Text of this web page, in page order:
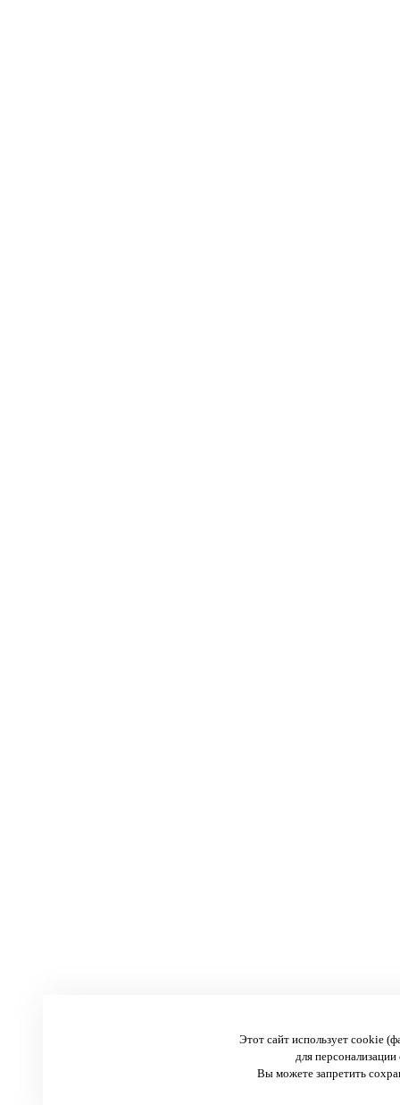
Этот сайт использует cookie
для персонализации
Вы можете запретить